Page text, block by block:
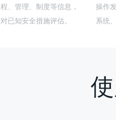
程、管理、制度等信息，
对已知安全措施评估。
操作
系统